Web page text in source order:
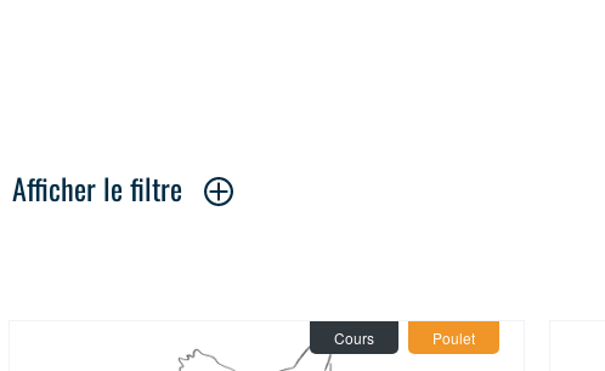
Afficher le filtre
Cours(14)
Cours Poulet